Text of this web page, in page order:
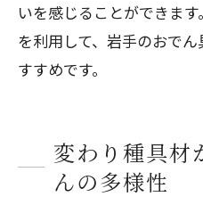
いを感じることができま
を利用して、岩手のおで
すすめです。
変わり種具材
んの多様性